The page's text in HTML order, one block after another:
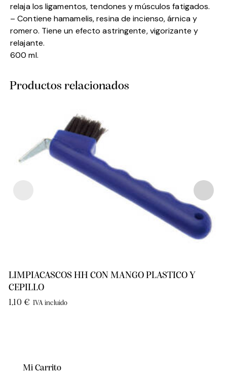
relaja los ligamentos, tendones y músculos fatigados.
– Contiene hamamelis, resina de incienso, árnica y
romero. Tiene un efecto astringente, vigorizante y
relajante.
600 ml.
Productos relacionados
LIMPIACASCOS HH CON MANGO PLASTICO Y
CEPILLO
1,10 € IVA incluido
Mi Carrito